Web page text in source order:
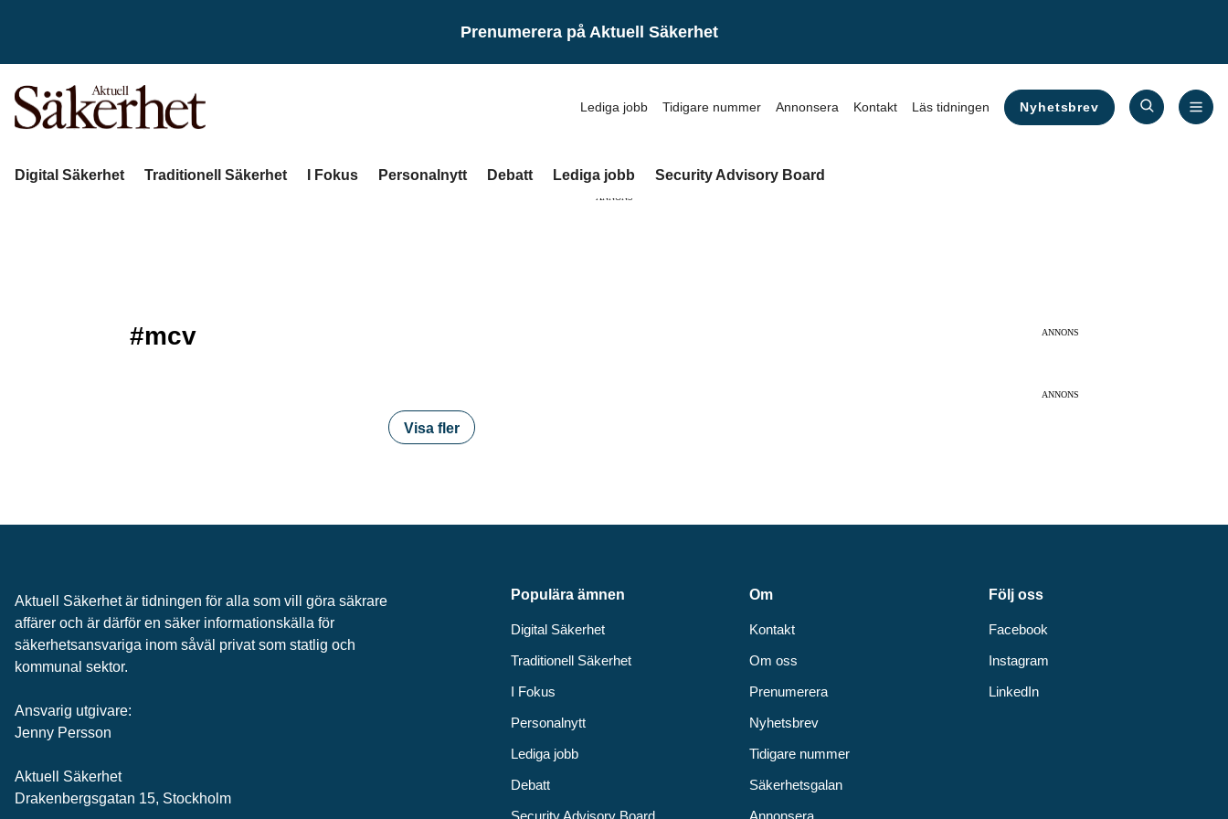
Prenumerera på Aktuell Säkerhet
Lediga jobb Tidigare nummer Annonsera Kontakt Läs tidningen Nyhetsbrev
Digital Säkerhet Traditionell Säkerhet I Fokus Personalnytt Debatt Lediga jobb Security Advisory Board
ANNONS
#mcv
Visa fler
ANNONS
ANNONS
Aktuell Säkerhet är tidningen för alla som vill göra säkrare
affärer och är därför en säker informationskälla för
säkerhets­ansvariga inom såväl privat som statlig och
kommunal sektor.
Ansvarig utgivare:
Jenny Persson
Aktuell Säkerhet
Drakenbergsgatan 15, Stockholm
Populära ämnen
Digital Säkerhet
Traditionell Säkerhet
I Fokus
Personalnytt
Lediga jobb
Debatt
Security Advisory Board
Om
Kontakt
Om oss
Prenumerera
Nyhetsbrev
Tidigare nummer
Säkerhetsgalan
Annonsera
Följ oss
Facebook
Instagram
LinkedIn